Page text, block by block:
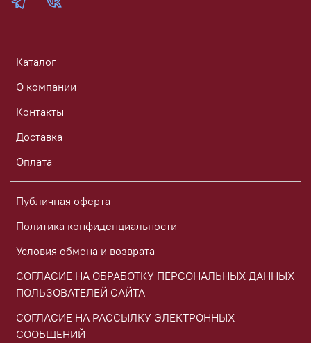
Каталог
О компании
Контакты
Доставка
Оплата
Публичная оферта
Политика конфиденциальности
Условия обмена и возврата
СОГЛАСИЕ НА ОБРАБОТКУ ПЕРСОНАЛЬНЫХ ДАННЫХ
ПОЛЬЗОВАТЕЛЕЙ САЙТА
СОГЛАСИЕ НА РАССЫЛКУ ЭЛЕКТРОННЫХ
СООБЩЕНИЙ